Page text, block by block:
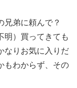
兄弟に頼んで？
明）買ってきても
なりお気に入りだ
もわからず、その